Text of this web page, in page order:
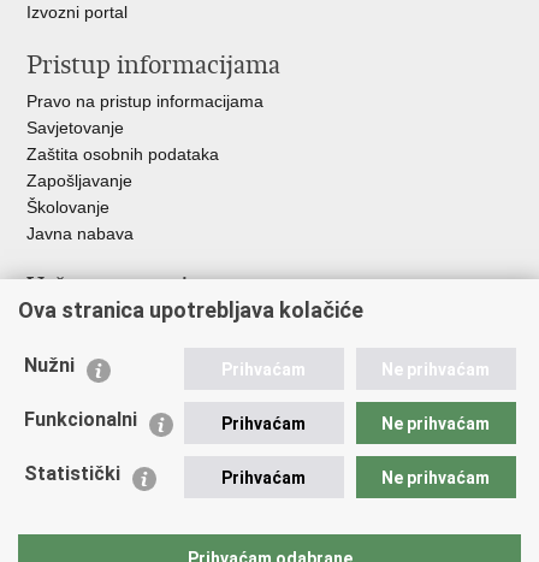
Izvozni portal
Pristup informacijama
Pravo na pristup informacijama
Savjetovanje
Zaštita osobnih podataka
Zapošljavanje
Školovanje
Javna nabava
Važne poveznice
Ministarstvo unutarnjih poslova
Udruge
Policijska akademija
Zaklada policijske solidarnosti
Vučetić"
Ova stranica upotrebljava kolačiće
Nužni Prihvaćam Ne prihvaćam
Funkcionalni Prihvaćam Ne prihvaćam
Statistički Prihvaćam Ne prihvaćam